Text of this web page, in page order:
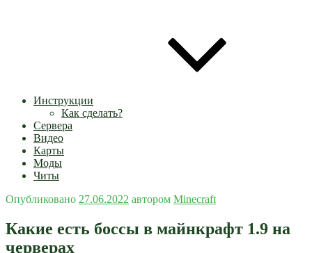
Инструкции
Как сделать?
Сервера
Видео
Карты
Моды
Читы
Опубликовано 27.06.2022 автором Minecraft
Какие есть боссы в майнкрафт 1.9 на
черверах